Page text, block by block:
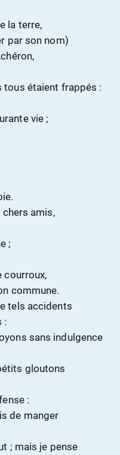
la terre,
par son nom)
tous étaient frappés :
vie ;
amis,
;
courroux,
commune.
tels accidents
:
sans indulgence
gloutons
:
de manger
; mais je pense